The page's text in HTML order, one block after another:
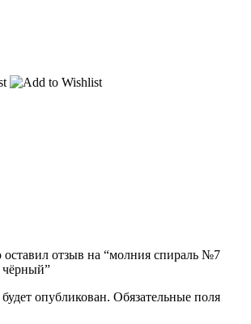
оставил отзыв на “молния спираль №7
чёрный”
опубликован. Обязательные поля